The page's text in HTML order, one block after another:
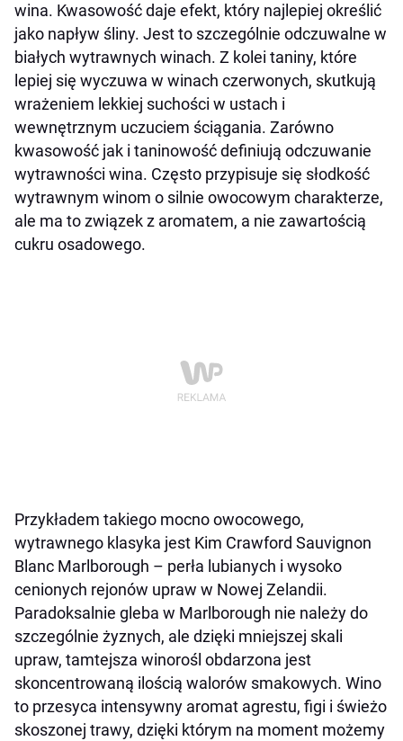
wina. Kwasowość daje efekt, który najlepiej określić
jako napływ śliny. Jest to szczególnie odczuwalne w
białych wytrawnych winach. Z kolei taniny, które
lepiej się wyczuwa w winach czerwonych, skutkują
wrażeniem lekkiej suchości w ustach i
wewnętrznym uczuciem ściągania. Zarówno
kwasowość jak i taninowość definiują odczuwanie
wytrawności wina. Często przypisuje się słodkość
wytrawnym winom o silnie owocowym charakterze,
ale ma to związek z aromatem, a nie zawartością
cukru osadowego.
Przykładem takiego mocno owocowego,
wytrawnego klasyka jest Kim Crawford Sauvignon
Blanc Marlborough – perła lubianych i wysoko
cenionych rejonów upraw w Nowej Zelandii.
Paradoksalnie gleba w Marlborough nie należy do
szczególnie żyznych, ale dzięki mniejszej skali
upraw, tamtejsza winorośl obdarzona jest
skoncentrowaną ilością walorów smakowych. Wino
to przesyca intensywny aromat agrestu, figi i świeżo
skoszonej trawy, dzięki którym na moment możemy